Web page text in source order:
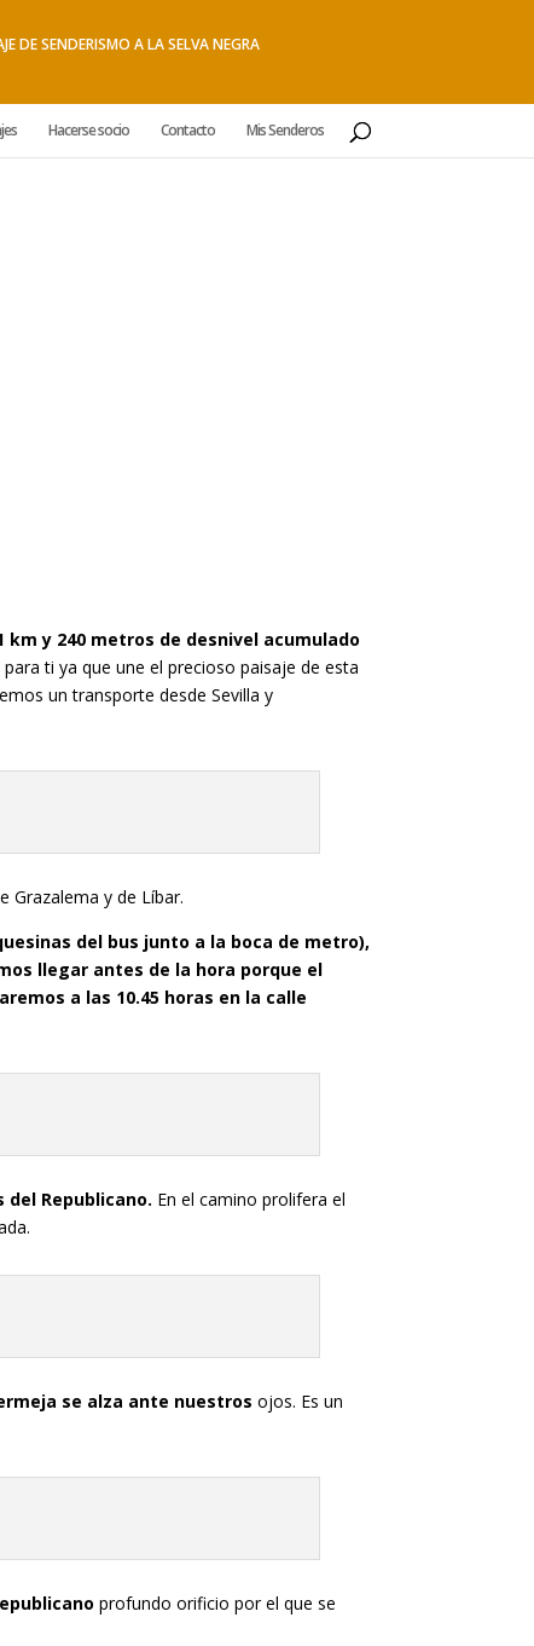
DE SENDERISMO A LA SELVA NEGRA
Hacerse socio Contacto Mis Senderos
km y 240 metros de desnivel acumulado
ti ya que une el precioso paisaje de esta
un transporte desde Sevilla y
Grazalema y de Líbar.
del bus junto a la boca de metro),
llegar antes de la hora porque el
a las 10.45 horas en la calle
del Republicano. En el camino prolifera el
se alza ante nuestros ojos. Es un
profundo orificio por el que se